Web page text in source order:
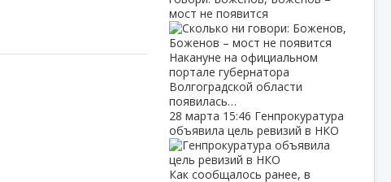
мост не появится
Накануне на официальном
портале губернатора
Волгоградской области
появилась…
28 марта 15:46 Генпрокуратура
объявила цель ревизий в НКО
Как сообщалось ранее, в